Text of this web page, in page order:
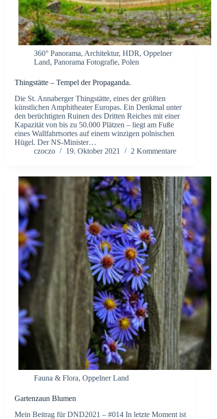
360° Panorama, Architektur, HDR, Oppelner
Land, Panorama Fotografie, Polen
Thingstätte – Tempel der Propaganda.
Die St. Annaberger Thingstätte, eines der größten
künstlichen Amphitheater Europas. Ein Denkmal unter
den berüchtigten Ruinen des Dritten Reiches mit einer
Kapazität von bis zu 50.000 Plätzen – liegt am Fuße
eines Wallfahrtsortes auf einem winzigen polnischen
Hügel. Der NS-Minister…
czoczo
19. Oktober 2021 2 Kommentare
Fauna & Flora, Oppelner Land
Gartenzaun Blumen
Mein Beitrag für DND2021 – #014 In letzte Moment ist